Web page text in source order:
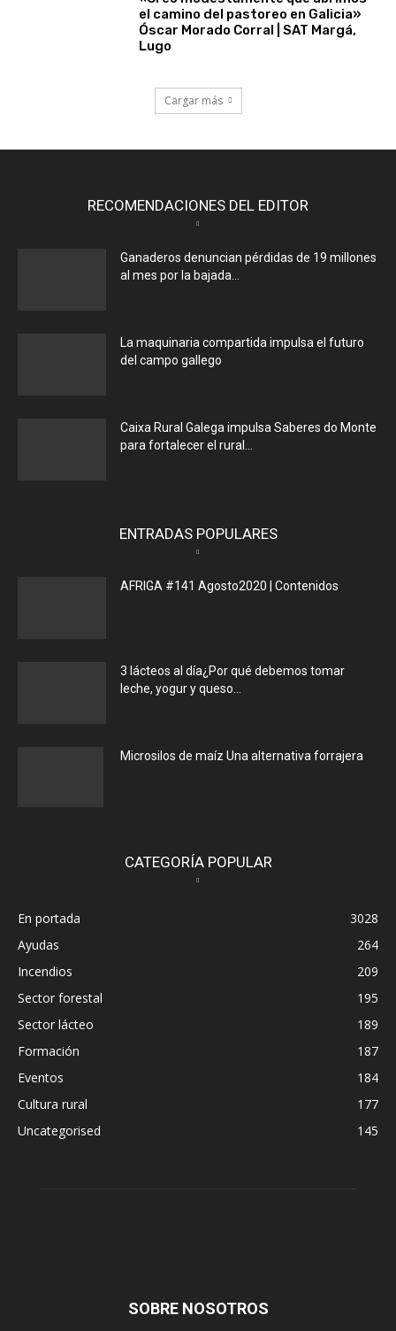
el camino del pastoreo en Galicia»
Óscar Morado Corral | SAT Margá,
Lugo
Cargar más
RECOMENDACIONES DEL EDITOR
Ganaderos denuncian pérdidas de 19 millones
al mes por la bajada...
La maquinaria compartida impulsa el futuro
del campo gallego
Caixa Rural Galega impulsa Saberes do Monte
para fortalecer el rural...
ENTRADAS POPULARES
AFRIGA #141 Agosto2020 | Contenidos
3 lácteos al día¿Por qué debemos tomar
leche, yogur y queso...
Microsilos de maíz Una alternativa forrajera
CATEGORÍA POPULAR
En portada
3028
Ayudas
264
Incendios
209
Sector forestal
195
Sector lácteo
189
Formación
187
Eventos
184
Cultura rural
177
Uncategorised
145
SOBRE NOSOTROS